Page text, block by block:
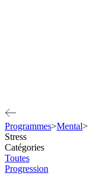
Programmes>Mental>
Stress
Catégories
Toutes
Progression